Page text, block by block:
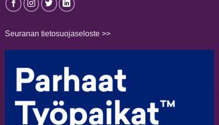
Seuranan tietosuojaseloste >>